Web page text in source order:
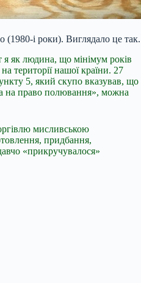
(1980-і роки). Виглядало це так.
я як людина, що мінімум років
території нашої країни. 27
5, який скупо вказував, що
на право полювання», можна
мисливською
придбання,
«прикручувалося»